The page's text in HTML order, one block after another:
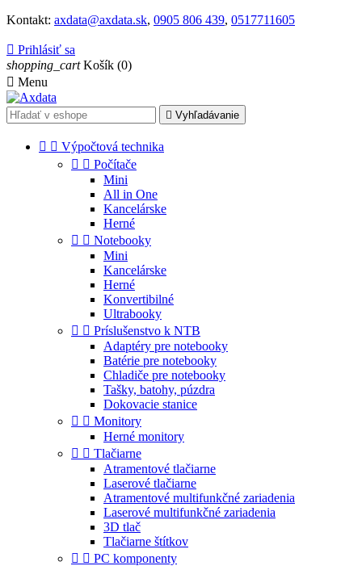
Kontakt: axdata@axdata.sk, 0905 806 439, 0517711605
 Prihlásiť sa
shopping_cart Košík (0)
 Menu
 Vyhľadávanie
  Výpočtová technika
  Počítače
Mini
All in One
Kancelárske
Herné
  Notebooky
Mini
Kancelárske
Herné
Konvertibilné
Ultrabooky
  Príslušenstvo k NTB
Adaptéry pre notebooky
Batérie pre notebooky
Chladiče pre notebooky
Tašky, batohy, púzdra
Dokovacie stanice
  Monitory
Herné monitory
  Tlačiarne
Atramentové tlačiarne
Laserové tlačiarne
Atramentové multifunkčné zariadenia
Laserové multifunkčné zariadenia
3D tlač
Tlačiarne štítkov
  PC komponenty